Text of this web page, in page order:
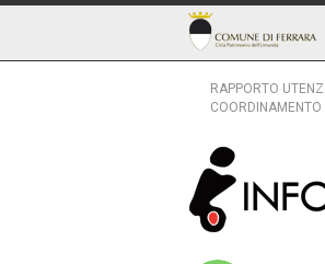
RAPPORTO
COORDINAMENTO